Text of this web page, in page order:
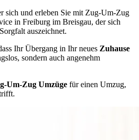
sich und erleben Sie mit Zug-Um-Zug
in Freiburg im Breisgau, der sich
auszeichnet.
Ihr Übergang in Ihr neues Zuhause
sondern auch angenehm
Um-Zug Umzüge für einen Umzug,